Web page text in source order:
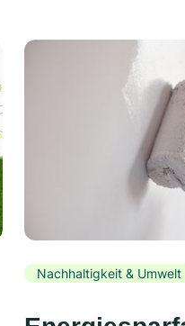
Nachhaltigkeit & Umwelt